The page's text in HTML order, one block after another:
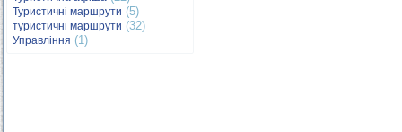
Туристичні маршрути (5)
туристичні маршрути (32)
Управління (1)